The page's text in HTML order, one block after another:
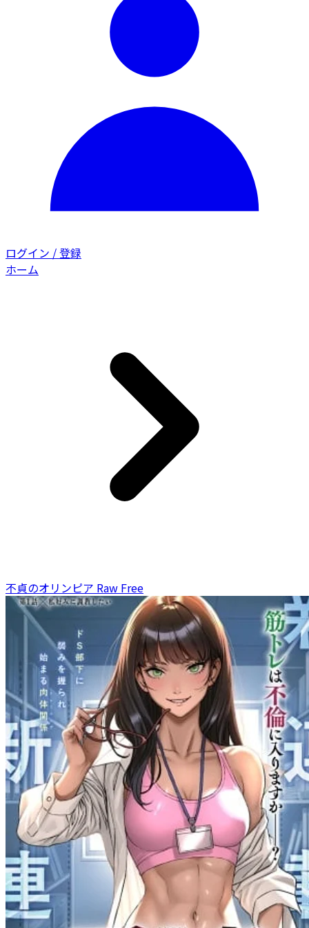
ログイン / 登録
ホーム
不貞のオリンピア Raw Free